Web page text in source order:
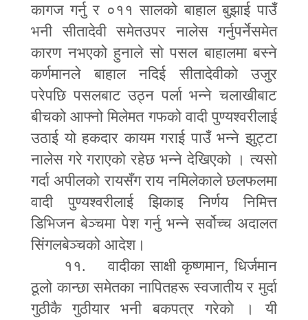
कागज गर्नु र ०११ सालको बाहाल बुझाई पाउँ
भनी सीतादेवी समेतउपर नालेस गर्नुपर्नेसमेत
कारण नभएको हुनाले सो पसल बाहालमा बस्ने
कर्णमानले बाहाल नदिई सीतादेवीको उजुर
परेपछि पसलबाट उठ्न पर्ला भन्ने चलाखीबाट
बीचको आफ्नो मिलेमत गफको वादी पुण्यश्वरीलाई
उठाई यो हकदार कायम गराई पाउँ भन्ने झुट्टा
नालेस गरे गराएको रहेछ भन्ने देखिएको । त्यसो
गर्दा अपीलको रायसँग राय नमिलेकाले छलफलमा
वादी पुण्यश्वरीलाई झिकाइ निर्णय निमित्त
डिभिजन बेञ्चमा पेश गर्नु भन्ने सर्वोच्च अदालत
सिंगलबेञ्चको आदेश।
११. वादीका साक्षी कृष्णमान,धिर्जमान
ठूलो कान्छा समेतका नापितहरू स्वजातीय र मुर्दा
गुठीकै गुठीयार भनी बकपत्र गरेको । यी